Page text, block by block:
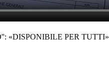
«DISPONIBILE PER TUTTI»